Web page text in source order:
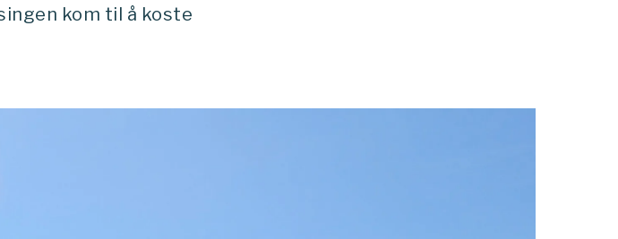
kom til å koste